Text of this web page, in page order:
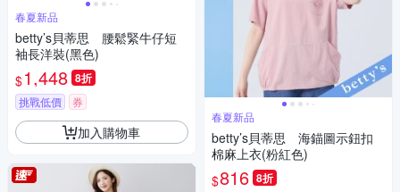
春夏新品
betty’s貝蒂思 腰鬆緊牛仔短
袖長洋裝(黑色)
$1,448 8折
挑戰低價 券
加入購物車
春夏新品
betty’s貝蒂思 海錨圖示鈕扣
棉麻上衣(粉紅色)
$816 8折